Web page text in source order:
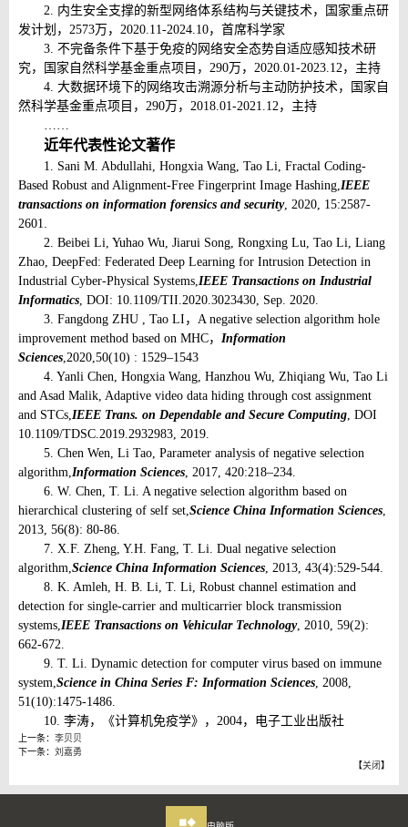
2. 内生安全支撑的新型网络体系结构与关键技术，国家重点研
发计划，2573万，2020.11-2024.10，首席科学家
3. 不完备条件下基于免疫的网络安全态势自适应感知技术研
究，国家自然科学基金重点项目，290万，2020.01-2023.12，主持
4. 大数据环境下的网络攻击溯源分析与主动防护技术，国家自
然科学基金重点项目，290万，2018.01-2021.12，主持
……
近年代表性论文著作
1. Sani M. Abdullahi, Hongxia Wang, Tao Li, Fractal Coding-
Based Robust and Alignment-Free Fingerprint Image Hashing,IEEE
transactions on information forensics and security, 2020, 15:2587-
2601.
2. Beibei Li, Yuhao Wu, Jiarui Song, Rongxing Lu, Tao Li, Liang
Zhao, DeepFed: Federated Deep Learning for Intrusion Detection in
Industrial Cyber-Physical Systems,IEEE Transactions on Industrial
Informatics, DOI: 10.1109/TII.2020.3023430, Sep. 2020.
3. Fangdong ZHU , Tao LI，A negative selection algorithm hole
improvement method based on MHC， Information
Sciences,2020,50(10) : 1529–1543
4. Yanli Chen, Hongxia Wang, Hanzhou Wu, Zhiqiang Wu, Tao Li
and Asad Malik, Adaptive video data hiding through cost assignment
and STCs,IEEE Trans. on Dependable and Secure Computing, DOI
10.1109/TDSC.2019.2932983, 2019.
5. Chen Wen, Li Tao, Parameter analysis of negative selection
algorithm,Information Sciences, 2017, 420:218–234.
6. W. Chen, T. Li. A negative selection algorithm based on
hierarchical clustering of self set,Science China Information Sciences,
2013, 56(8): 80-86.
7. X.F. Zheng, Y.H. Fang, T. Li. Dual negative selection
algorithm,Science China Information Sciences, 2013, 43(4):529-544.
8. K. Amleh, H. B. Li, T. Li, Robust channel estimation and
detection for single-carrier and multicarrier block transmission
systems,IEEE Transactions on Vehicular Technology, 2010, 59(2):
662-672.
9. T. Li. Dynamic detection for computer virus based on immune
system,Science in China Series F: Information Sciences, 2008,
51(10):1475-1486.
10. 李涛，《计算机免疫学》，2004，电子工业出版社
上一条： 李贝贝
下一条： 刘嘉勇
【关闭 】